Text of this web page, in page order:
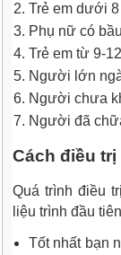
Trẻ em dưới
Phụ nữ có
Trẻ em từ 9-
Người lớn
Người chưa
Người đã
Cách điều
Quá trình điều
liệu trình đầu
Tốt nhất bạn